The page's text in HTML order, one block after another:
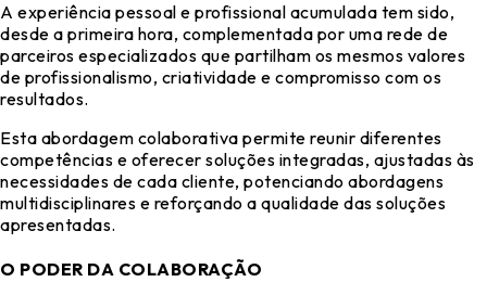
A experiência pessoal e profissional acumulada tem sido,
desde a primeira hora, complementada por uma rede de
parceiros especializados que partilham os mesmos valores
de profissionalismo, criatividade e compromisso com os
resultados.
Esta abordagem colaborativa permite reunir diferentes
competências e oferecer soluções integradas, ajustadas às
necessidades de cada cliente, potenciando abordagens
multidisciplinares e reforçando a qualidade das soluções
apresentadas.
O PODER DA COLABORAÇÃO